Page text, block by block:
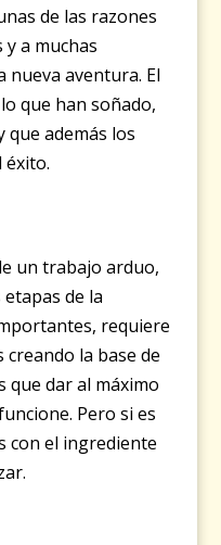
de las razones
a muchas
nueva aventura. El
que han soñado,
además los
éxito.
un trabajo arduo,
de la
requiere
creando la base de
que dar al máximo
Pero si es
con el ingrediente